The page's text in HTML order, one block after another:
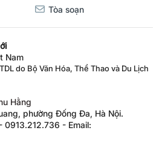
Tòa soạn
Nam
do Bộ Văn Hóa, Thể Thao và Du Lịch
Hằng
phường Đống Đa, Hà Nội.
- Email: